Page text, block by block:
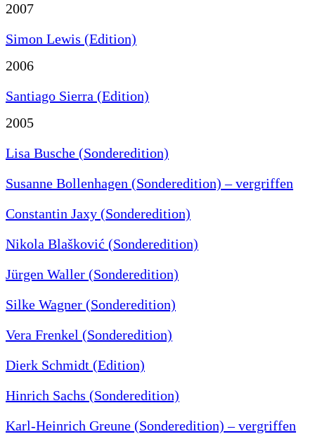
2007
Simon Lewis (Edition)
2006
Santiago Sierra (Edition)
2005
Lisa Busche (Sonderedition)
Susanne Bollenhagen (Sonderedition) – vergriffen
Constantin Jaxy (Sonderedition)
Nikola Blašković (Sonderedition)
Jürgen Waller (Sonderedition)
Silke Wagner (Sonderedition)
Vera Frenkel (Sonderedition)
Dierk Schmidt (Edition)
Hinrich Sachs (Sonderedition)
Karl-Heinrich Greune (Sonderedition) – vergriffen